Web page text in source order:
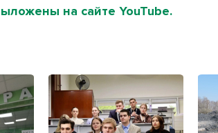
на сайте YouTube.